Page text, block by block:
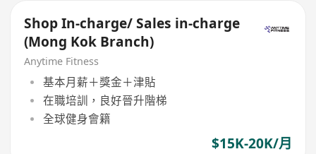
Shop In-charge/ Sales in-charge
(Mong Kok Branch)
Anytime Fitness
基本月薪＋獎金＋津貼
在職培訓，良好晉升階梯
全球健身會籍
$15K-20K/月